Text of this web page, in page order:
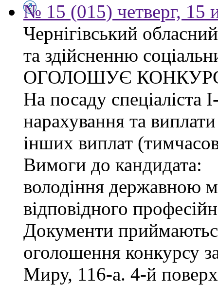
№ 15 (015) четверг, 15
Чернігівський
та здійсненню
ОГОЛОШУЄ
На посаду спеціаліста
нарахування та
інших виплат
Вимоги до кандидата:
володіння державною
відповідного
Документи
оголошення конкурсу
Миру, 116-а. 4-й